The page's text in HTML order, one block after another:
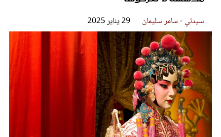
سيدتي - سامر سليمان 29 يناير 2025
سيدتي وطفلك
لايف ستايل
فيديو
مطبخ سيدتي
مقالات الرأي
ستايل
تقارير
عروس سيدتي